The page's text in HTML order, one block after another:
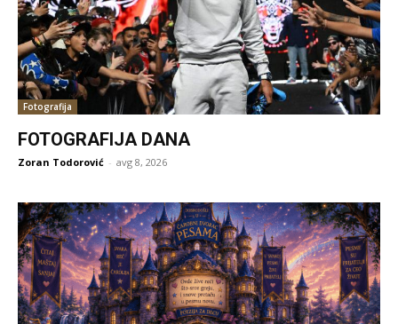
Fotografija
FOTOGRAFIJA DANA
Zoran Todorović - avg 8, 2026